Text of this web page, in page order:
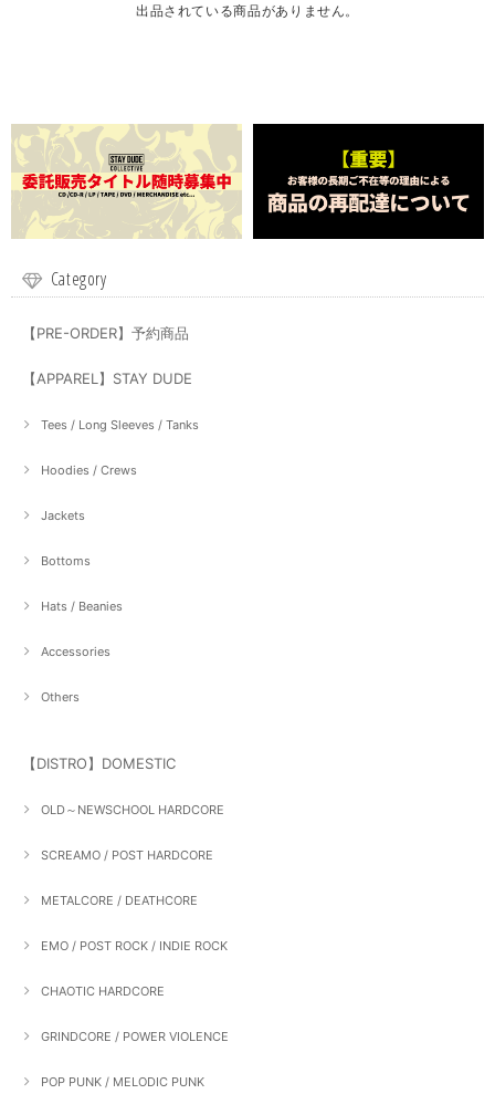
出品されている商品がありません。
Category
【PRE-ORDER】予約商品
【APPAREL】STAY DUDE
Tees / Long Sleeves / Tanks
Hoodies / Crews
Jackets
Bottoms
Hats / Beanies
Accessories
Others
【DISTRO】DOMESTIC
OLD～NEWSCHOOL HARDCORE
SCREAMO / POST HARDCORE
METALCORE / DEATHCORE
EMO / POST ROCK / INDIE ROCK
CHAOTIC HARDCORE
GRINDCORE / POWER VIOLENCE
POP PUNK / MELODIC PUNK